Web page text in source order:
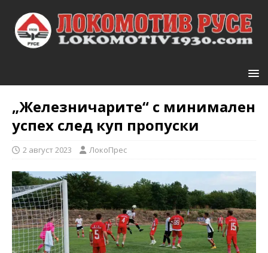
„Железничарите“ с минимален
успех след куп пропуски
2 август 2023 ЛокоПрес